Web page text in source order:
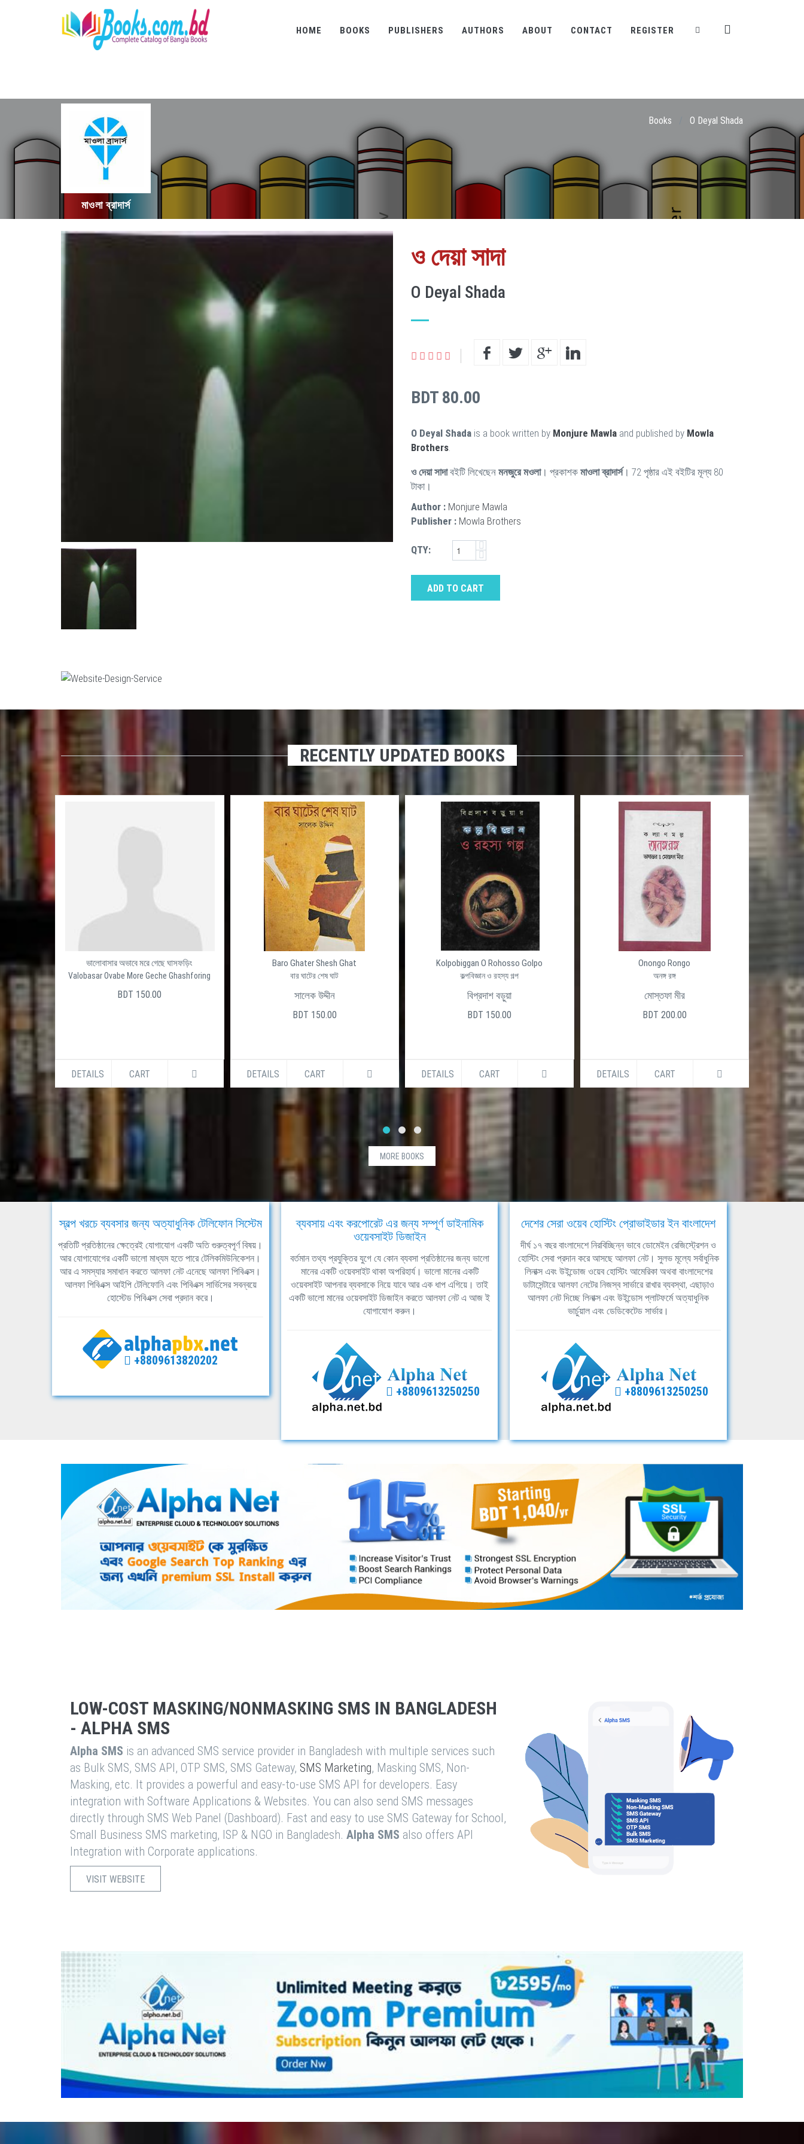
HOME BOOKS PUBLISHERS AUTHORS ABOUT CONTACT REGISTER
মাওলা ব্রাদার্স
Books O Deyal Shada
ও দেয়া সাদা
O Deyal Shada
BDT 80.00
O Deyal Shada is a book written by Monjure Mawla and published by Mowla
Brothers.
ও দেয়া সাদাবইটি লিখেছেন মনজুরে মওলা। প্রকাশক মাওলা ব্রাদার্স। 72 পৃষ্ঠার এই বইটির মূল্য 80
টাকা।
Author : Monjure Mawla
Publisher : Mowla Brothers
QTY:
ADD TO CART
RECENTLY UPDATED BOOKS
ভালোবাসার অভাবে মরে গেছে ঘাসফড়িং
Valobasar Ovabe More Geche Ghashforing
BDT 150.00
DETAILS CART
Baro Ghater Shesh Ghat
বার ঘাটের শেষ ঘাট
সালেক উদ্দীন
BDT 150.00
DETAILS CART
Kolpobiggan O Rohosso Golpo
কল্পবিজ্ঞান ও রহস্য গল্প
বিপ্রদাশ বড়ুয়া
BDT 150.00
DETAILS CART
Onongo Rongo
অনঙ্গ রঙ্গ
মোস্তফা মীর
BDT 200.00
DETAILS CART DETAILS
MORE BOOKS
স্বল্প খরচে ব্যবসার জন্য অত্যাধুনিক টেলিফোন সিস্টেম
প্রতিটি প্রতিষ্ঠানের ক্ষেত্রেই যোগাযোগ একটি অতি গুরুত্বপূর্ণ বিষয়।
আর যোগাযোগের একটি ভালো মাধ্যম হতে পারে টেলিকমিউনিকেশন।
আর এ সমস্যার সমাধান করতে আলফা নেট এনেছে আলফা পিবিএক্স।
আলফা পিবিএক্স আইপি টেলিফোনি এবং পিবিএক্স সার্ভিসের সবন্বয়ে
হোস্টেড পিবিএক্স সেবা প্রদান করে।
+8809613820202
ব্যবসায় এবং করপোরেট এর জন্য সম্পূর্ণ ডাইনামিক
ওয়েবসাইট ডিজাইন
বর্তমান তথ্য প্রযুক্তির যুগে যে কোন ব্যবসা প্রতিষ্ঠানের জন্য ভালো
মানের একটি ওয়েবসাইট থাকা অপরিহার্য। ভালো মানের একটি
ওয়েবসাইট আপনার ব্যবসাকে নিয়ে যাবে আর এক ধাপ এগিয়ে। তাই
একটি ভালো মানের ওয়েবসাইট ডিজাইন করতে আলফা নেট এ আজ ই
যোগাযোগ করুন।
+8809613250250
দেশের সেরা ওয়েব হোস্টিং প্রোভাইডার ইন বাংলাদেশ
দীর্ঘ ১৭ বছর বাংলাদেশে নিরবিচ্ছিন্ন ভাবে ডোমেইন রেজিস্ট্রেশন ও
হোস্টিং সেবা প্রদান করে আসছে আলফা নেট। সুলভ মূল্যে সর্বাধুনিক
লিনাক্স এবং উইন্ডোজ ওয়েব হোস্টিং আমেরিকা অথবা বাংলাদেশের
ডাটাসেন্টারে আলফা নেটের নিজস্ব সার্ভারে রাখার ব্যবস্থা, এছাড়াও
আলফা নেট দিচ্ছে লিনাক্স এবং উইন্ডোস প্লাটফর্মে অত্যাধুনিক
ভার্চুয়াল এবং ডেডিকেটেড সার্ভার।
+8809613250250
LOW-COST MASKING/NONMASKING SMS IN BANGLADESH
- ALPHA SMS
Alpha SMS is an advanced SMS service provider in Bangladesh with multiple services such
as Bulk SMS, SMS API, OTP SMS, SMS Gateway, SMS Marketing, Masking SMS, Non-
Masking, etc. It provides a powerful and easy-to-use SMS API for developers. Easy
integration with Software Applications & Websites. You can also send SMS messages
directly through SMS Web Panel (Dashboard). Fast and easy to use SMS Gateway for School,
Small Business SMS marketing, ISP & NGO in Bangladesh. Alpha SMS also offers API
Integration with Corporate applications.
VISIT WEBSITE